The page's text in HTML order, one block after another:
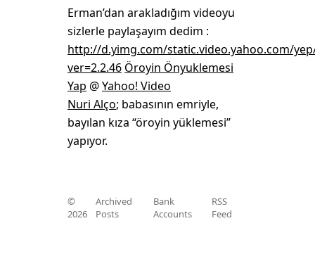
Erman’dan arakladığım videoyu
sizlerle paylaşayım dedim :
http://d.yimg.com/static.video.yahoo.com/yep/
ver=2.2.46 Öroyin Önyuklemesi
Yap @Yahoo! Video
Nuri Alço; babasının emriyle,
bayılan kıza “öroyin yüklemesi”
yapıyor.
©
2026
Archived
Posts
Bank
Accounts
RSS
Feed